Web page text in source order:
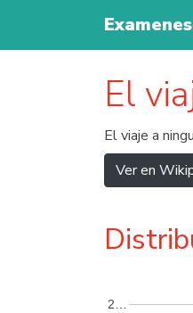
Examenes
El
El viaje a
Ver en
2…